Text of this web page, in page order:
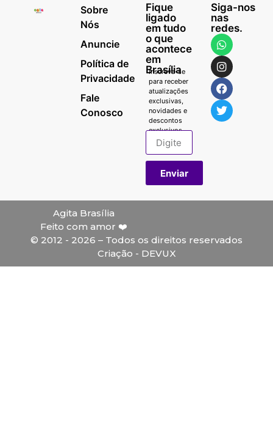
Sobre
Nós
Anuncie
Política de
Privacidade
Fale
Conosco
Fique
ligado
em tudo
o que
acontece
em
Brasília
Inscreva-se
para receber
atualizações
exclusivas,
novidades e
descontos
exclusivos.
Enviar
Siga-nos
nas
redes.
Agita Brasília
Feito com amor ❤️
© 2012 - 2026 – Todos os direitos reservados
Criação - DEVUX